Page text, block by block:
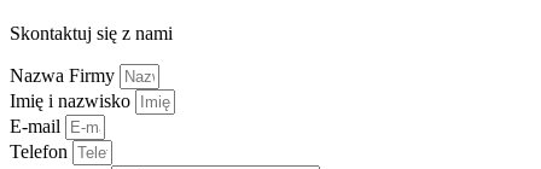
Skontaktuj się z nami
Nazwa Firmy
Imię i nazwisko
E-mail
Telefon